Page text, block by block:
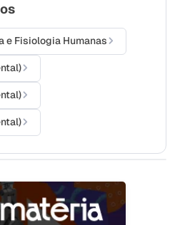
e Fisiologia Humanas